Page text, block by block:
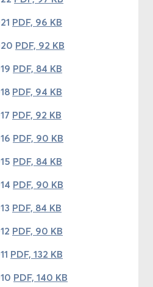
PDF, 96 KB
PDF, 92 KB
PDF, 84 KB
PDF, 94 KB
PDF, 92 KB
PDF, 90 KB
PDF, 84 KB
PDF, 90 KB
PDF, 84 KB
PDF, 90 KB
PDF, 132 KB
PDF, 140 KB